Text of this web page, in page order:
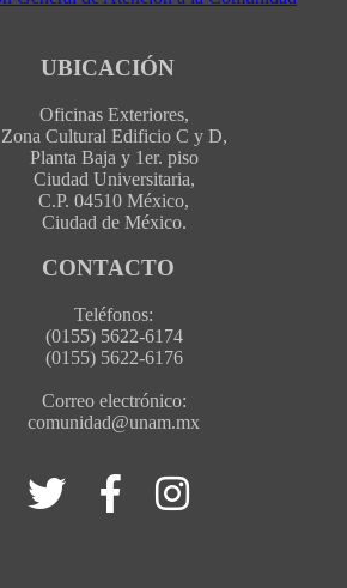
UBICACIÓN
Oficinas Exteriores,
Zona Cultural Edificio C y D,
Planta Baja y 1er. piso
Ciudad Universitaria,
C.P. 04510 México,
Ciudad de México.
CONTACTO
Teléfonos:
(0155) 5622-6174
(0155) 5622-6176
Correo electrónico:
comunidad@unam.mx